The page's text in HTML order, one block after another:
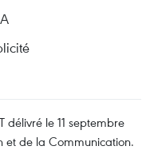
délivré le 11 septembre
et de la Communication.